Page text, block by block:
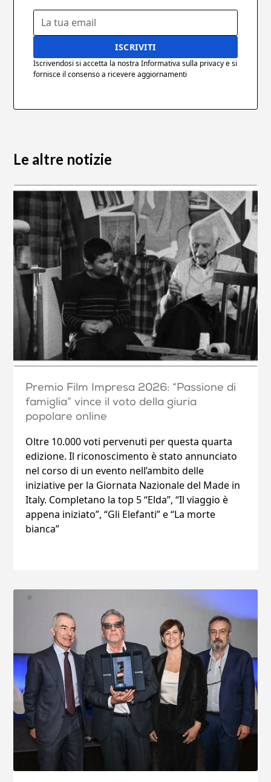
Iscrivendosi si accetta la nostra Informativa sulla privacy e si
fornisce il consenso a ricevere aggiornamenti
Le altre notizie
Premio Film Impresa 2026: “Passione di
famiglia” vince il voto della giuria
popolare online
Oltre 10.000 voti pervenuti per questa quarta
edizione. Il riconoscimento è stato annunciato
nel corso di un evento nell’ambito delle
iniziative per la Giornata Nazionale del Made in
Italy. Completano la top 5 “Elda”, “Il viaggio è
appena iniziato”, “Gli Elefanti” e “La morte
bianca”